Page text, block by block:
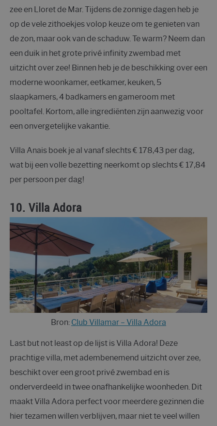
zee en Lloret de Mar. Tijdens de zonnige dagen heb je
op de vele zithoekjes volop keuze om te genieten van
de zon, maar ook van de schaduw. Te warm? Neem dan
een duik in het grote privé infinity zwembad met
uitzicht over zee! Binnen heb je de beschikking over een
moderne woonkamer, eetkamer, keuken, 5
slaapkamers, 4 badkamers en gameroom met
pooltafel. Kortom, alle ingrediënten zijn aanwezig voor
een onvergetelijke vakantie.
Villa Anais boek je al vanaf slechts € 178,43 per dag,
wat bij een volle bezetting neerkomt op slechts € 17,84
per persoon per dag!
10. Villa Adora
Bron: Club Villamar – Villa Adora
Last but not least op de lijst is Villa Adora! Deze
prachtige villa, met adembenemend uitzicht over zee,
beschikt over een groot privé zwembad en is
onderverdeeld in twee onafhankelijke woonheden. Dit
maakt Villa Adora perfect voor meerdere gezinnen die
hier tezamen willen verblijven, maar niet te veel willen